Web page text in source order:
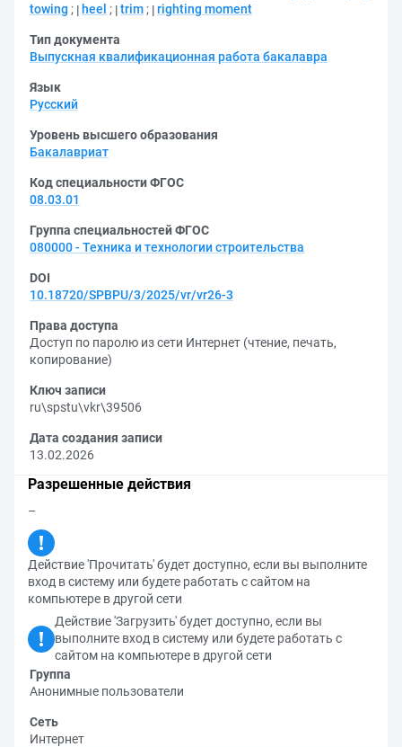
towing ; heel ; trim ; righting moment
Тип документа
Выпускная квалификационная работа бакалавра
Язык
Русский
Уровень высшего образования
Бакалавриат
Код специальности ФГОС
08.03.01
Группа специальностей ФГОС
080000 - Техника и технологии строительства
DOI
10.18720/SPBPU/3/2025/vr/vr26-3
Права доступа
Доступ по паролю из сети Интернет (чтение, печать,
копирование)
Ключ записи
ru\spstu\vkr\39506
Дата создания записи
13.02.2026
Разрешенные действия
–
Действие 'Прочитать' будет доступно, если вы выполните
вход в систему или будете работать с сайтом на
компьютере в другой сети
Действие 'Загрузить' будет доступно, если вы
выполните вход в систему или будете работать с
сайтом на компьютере в другой сети
Группа
Анонимные пользователи
Сеть
Интернет